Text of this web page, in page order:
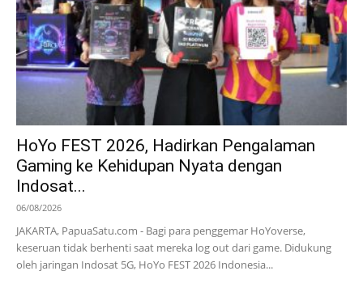
HoYo FEST 2026, Hadirkan Pengalaman
Gaming ke Kehidupan Nyata dengan
Indosat...
06/08/2026
JAKARTA, PapuaSatu.com - Bagi para penggemar HoYoverse,
keseruan tidak berhenti saat mereka log out dari game. Didukung
oleh jaringan Indosat 5G, HoYo FEST 2026 Indonesia...